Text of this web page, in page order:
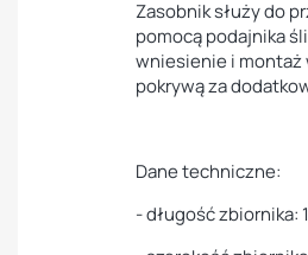
Zasobnik służy do
pomocą podajnika
wniesienie i montaż
pokrywą za
Dane techniczne:
- długość zbiornika: